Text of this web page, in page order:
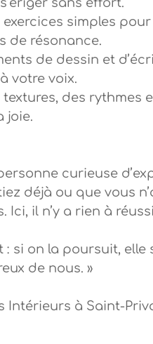
sans effort.
simples
de résonance.
de dessin et
votre voix.
textures, des
joie.
curieuse
déjà ou que vous
Ici, il n’y a rien à
si on la poursuit, elle
de nous. »
Intérieurs à Saint-